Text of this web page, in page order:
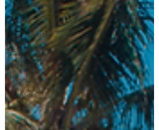
Divertissement
Sport
Découverte
Etude
musique
Noël
conseils